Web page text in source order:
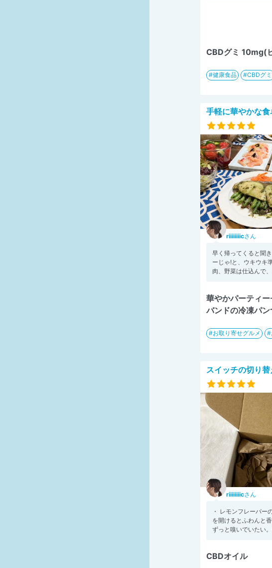
CBDグミ 10mg(
健康食品 CBDグミ
手軽に華やかな食
riiiiiiiicさん
早く帰ってくると聞
ーじゃ!と、ウキウキ
肉、野菜は仕込んで
華やかパーティ
バンドの冷凍パン
お取り寄せグルメ
スイッチの切り替
riiiiiiiicさん
・ レモンフレーバー
を開けるとふわんと
ずっと嗅いでいたい
CBDオイル